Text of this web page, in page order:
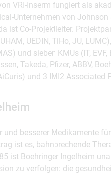
VRI-Inserm fungiert als
Unternehmen von
ist Co-Projektleiter.
UHAM, UEDIN, TiHo, JU,
und sieben KMUs (IT,
Takeda, Pfizer, ABBV,
und 3 IMI2 Associated
und besserer Medikamente
ist es, bahnbrechende
ist Boehringer Ingelheim
zu verfolgen: die